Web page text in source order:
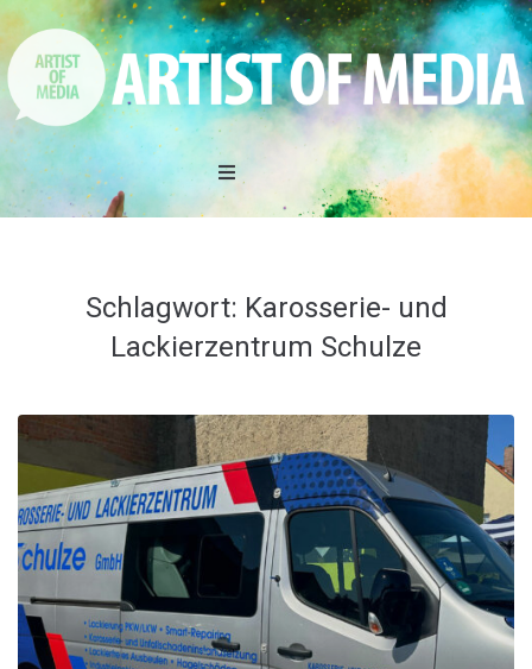
LEISTUNGEN
REFERENZEN
AKTIONEN
JOBS
Kontakt
Schlagwort: Karosserie- und
Lackierzentrum Schulze